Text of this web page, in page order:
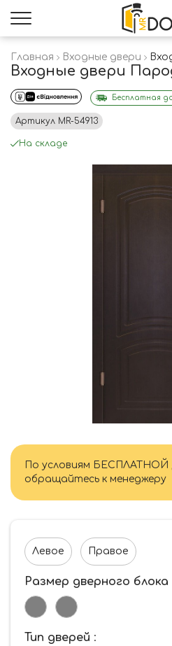
Главная Входные двери
Входные двери
Бесплатная
Артикул MR-54913
На складе
По условиям
обращайтесь к менеджеру
Левое Правое
Размер дверного блока
Тип дверей :